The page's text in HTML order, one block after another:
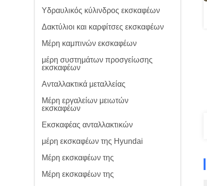
Υδραυλικός κύλινδρος εκσκαφέων
Δακτύλιοι και καρφίτσες εκσκαφέων
Μέρη καμπινών εκσκαφέων
μέρη συστημάτων προσγείωσης
εκσκαφέων
Ανταλλακτικά μεταλλείας
Μέρη εργαλείων μειωτών
εκσκαφέων
Εκσκαφέας ανταλλακτικών
μέρη εκσκαφέων της Hyundai
Μέρη εκσκαφέων της
Μέρη εκσκαφέων της